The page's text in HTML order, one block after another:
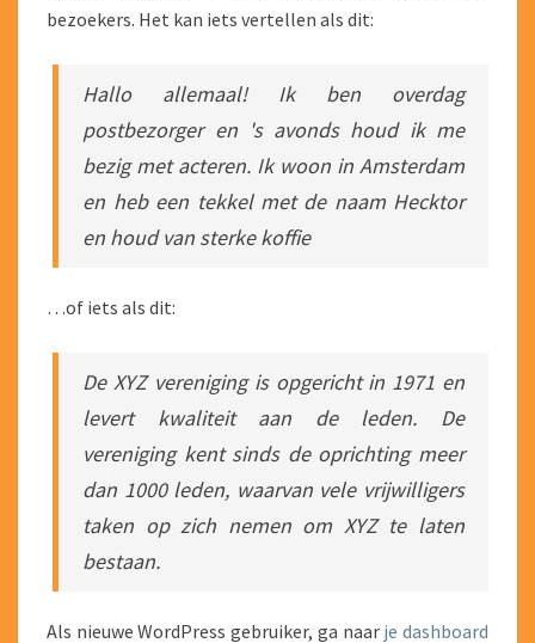
bezoekers. Het kan iets vertellen als dit:
Hallo allemaal! Ik ben overdag
postbezorger en 's avonds houd ik me
bezig met acteren. Ik woon in Amsterdam
en heb een tekkel met de naam Hecktor
en houd van sterke koffie
…of iets als dit:
De XYZ vereniging is opgericht in 1971 en
levert kwaliteit aan de leden. De
vereniging kent sinds de oprichting meer
dan 1000 leden, waarvan vele vrijwilligers
taken op zich nemen om XYZ te laten
bestaan.
Als nieuwe WordPress gebruiker, ga naar je dashboard